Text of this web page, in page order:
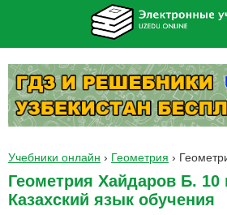
Учебники онлайн › Геометрия ›
Геометрия Хайдаров Б. 10
Казахский язык обучения